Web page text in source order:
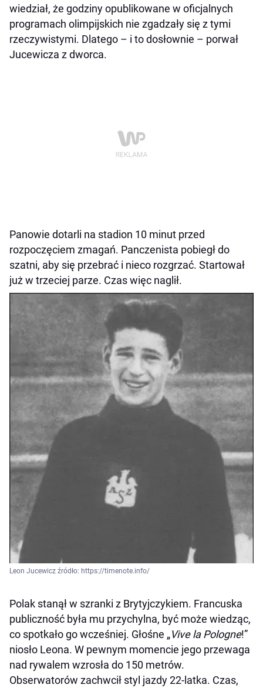
wiedział, że godziny opublikowane w oficjalnych
programach olimpijskich nie zgadzały się z tymi
rzeczywistymi. Dlatego – i to dosłownie – porwał
Jucewicza z dworca.
Panowie dotarli na stadion 10 minut przed
rozpoczęciem zmagań. Panczenista pobiegł do
szatni, aby się przebrać i nieco rozgrzać. Startował
już w trzeciej parze. Czas więc naglił.
Leon Jucewicz źródło: https://timenote.info/
Polak stanął w szranki z Brytyjczykiem. Francuska
publiczność była mu przychylna, być może wiedząc,
co spotkało go wcześniej. Głośne „Vive la Pologne!”
niosło Leona. W pewnym momencie jego przewaga
nad rywalem wzrosła do 150 metrów.
Obserwatorów zachwcił styl jazdy 22-latka. Czas,